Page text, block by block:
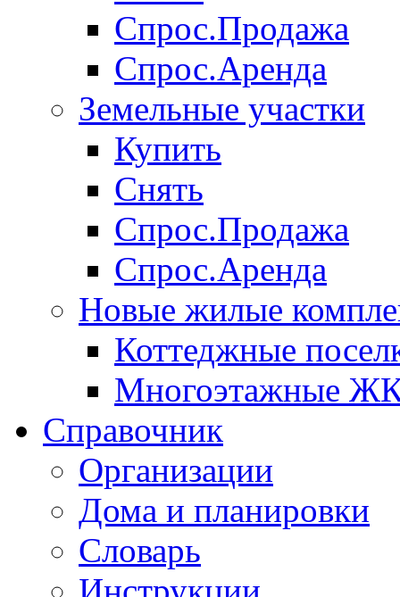
Спрос.Продажа
Спрос.Аренда
Земельные участки
Купить
Снять
Спрос.Продажа
Спрос.Аренда
Новые жилые
Коттеджные
Многоэтажные
Справочник
Организации
Дома и планировки
Словарь